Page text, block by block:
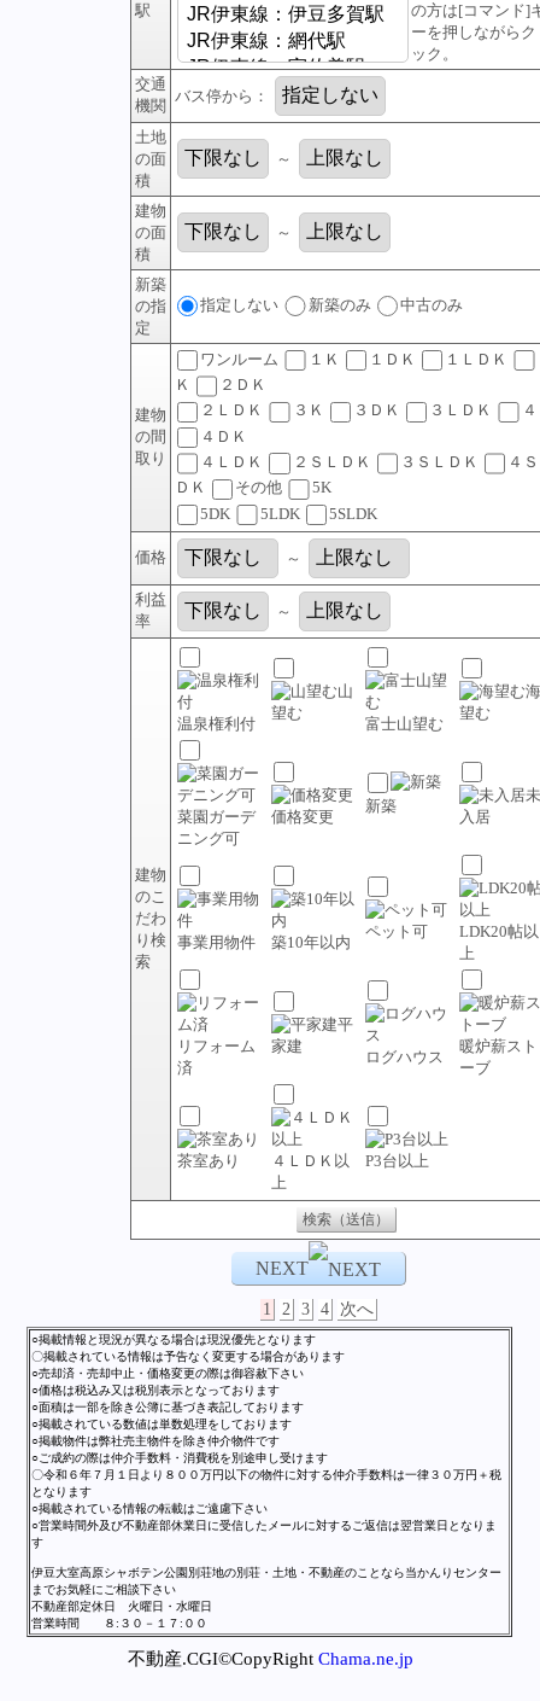
駅
の方は[コマンド]
ーを押しながらク
ック。
交通
機関
バス停から：
土地
の面
積
～
建物
の面
積
～
新築
の指
定
指定しない 新築のみ 中古のみ
建物
の間
取り
ワンルーム １Ｋ １ＤＫ １ＬＤＫ
Ｋ
２ＤＫ
２ＬＤＫ
３Ｋ ３ＤＫ ３ＬＤＫ
４ＤＫ
４ＬＤＫ
２ＳＬＤＫ ３ＳＬＤＫ
４
ＤＫ
その他
5K
5DK
5LDK 5SLDK
価格 ～
利益
率
～
建物
のこ
だわ
り検
索
温泉権利付
山
望む
富士山望む
望む
菜園ガーデ
ニング可
価格変更
新築
入居
事業用物件 築10年以内
ペット可
LDK20帖以
上
リフォーム
済
平
家建
ログハウス
暖炉薪スト
ーブ
茶室あり
４ＬＤＫ以
上
P3台以上
NEXT
1 2 3 4 次へ
○掲載情報と現況が異なる場合は現況優先となります
〇掲載されている情報は予告なく変更する場合があります
○売却済・売却中止・価格変更の際は御容赦下さい
○価格は税込み又は税別表示となっております
○面積は一部を除き公簿に基づき表記しております
○掲載されている数値は単数処理をしております
○掲載物件は弊社売主物件を除き仲介物件です
○ご成約の際は仲介手数料・消費税を別途申し受けます
〇令和６年７月１日より８００万円以下の物件に対する仲介手数料は一律３０万円＋税
となります
○掲載されている情報の転載はご遠慮下さい
○営業時間外及び不動産部休業日に受信したメールに対するご返信は翌営業日となりま
す
伊豆大室高原シャボテン公園別荘地の別荘・土地・不動産のことなら当かんりセンター
までお気軽にご相談下さい
不動産部定休日 火曜日・水曜日
営業時間 ８:３０－１７:００
不動産.CGI©CopyRight Chama.ne.jp